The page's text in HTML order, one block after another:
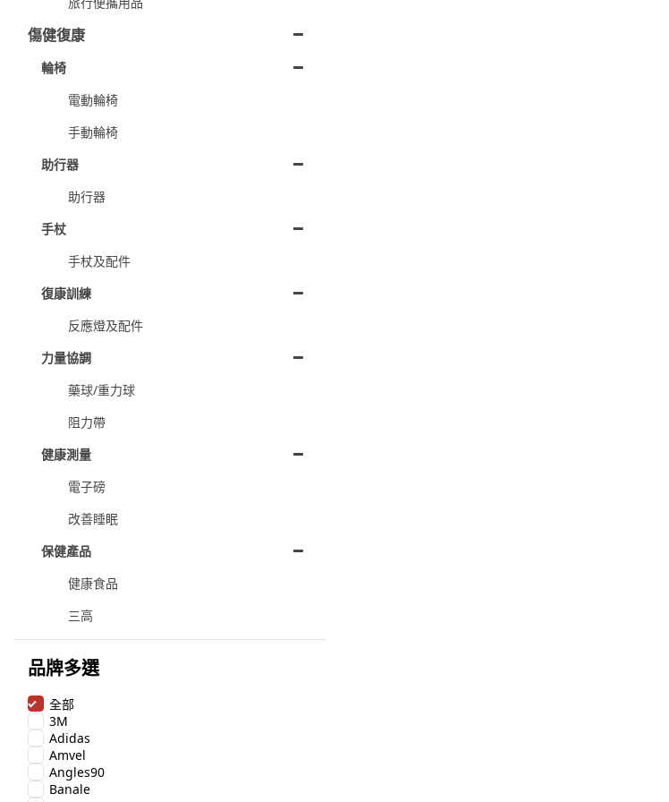
傷健復康
輪椅
電動輪椅
手動輪椅
助行器
助行器
手杖
手杖及配件
復康訓練
反應燈及配件
力量協調
藥球/重力球
阻力帶
健康測量
電子磅
改善睡眠
保健產品
健康食品
三高
品牌多選
全部
3M
Adidas
Amvel
Angles90
Banale